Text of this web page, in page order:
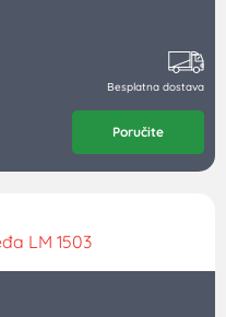
Besplatna dostava
Poručite